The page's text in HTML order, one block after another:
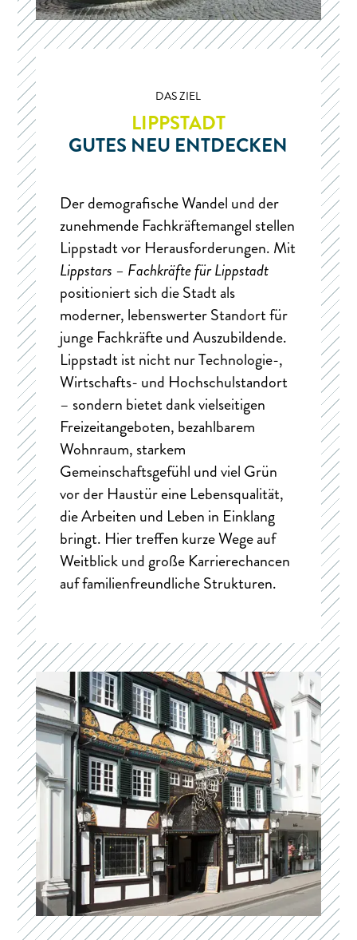
DAS ZIEL
LIPPSTADT
GUTES NEU ENTDECKEN
Der demografische Wandel und der
zunehmende Fachkräftemangel stellen
Lippstadt vor Herausforderungen. Mit
Lippstars – Fachkräfte für Lippstadt
positioniert sich die Stadt als
moderner, lebenswerter Standort für
junge Fachkräfte und Auszubildende.
Lippstadt ist nicht nur Technologie-,
Wirtschafts- und Hochschulstandort
– sondern bietet dank vielseitigen
Freizeitangeboten, bezahlbarem
Wohnraum, starkem
Gemeinschaftsgefühl und viel Grün
vor der Haustür eine Lebensqualität,
die Arbeiten und Leben in Einklang
bringt. Hier treffen kurze Wege auf
Weitblick und große Karrierechancen
auf familienfreundliche Strukturen.